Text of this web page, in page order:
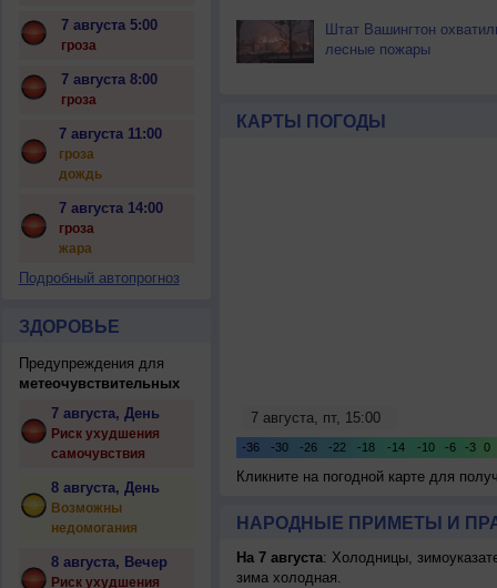
7 августа 5:00
гроза
7 августа 8:00
гроза
7 августа 11:00
гроза
дождь
7 августа 14:00
гроза
жара
Подробный автопрогноз
ЗДОРОВЬЕ
Предупреждения для
метеочувствительных
7 августа, День
Риск ухудшения
самочувствия
8 августа, День
Возможны
недомогания
8 августа, Вечер
Риск ухудшения
Штат Вашингтон
лесные пожары
КАРТЫ ПОГОДЫ
Кликните на погодной карте для
НАРОДНЫЕ ПРИМЕТЫ И
На 7 августа: Холодницы,
зима холодная.